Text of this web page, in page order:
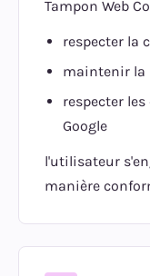
Tampon Web
respecter la
maintenir la
respecter
Google
l'utilisateur
manière